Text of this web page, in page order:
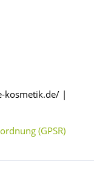
kosmetik.de/ |
(GPSR)